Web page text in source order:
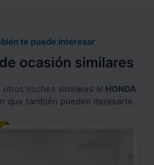
te puede interesar
ocasión similares
otros coches similares al HONDA
que también pueden iteresarte.